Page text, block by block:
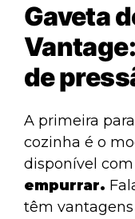
Gaveta
de
A primeira
cozinha é o
disponível
empurrar.
têm